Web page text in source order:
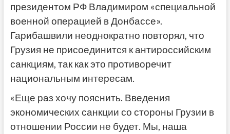
президентом РФ Владимиром «специальной
военной операцией в Донбассе».
Гарибашвили неоднократно повторял, что
Грузия не присоединится к антироссийским
санкциям, так как это противоречит
национальным интересам.
«Еще раз хочу пояснить. Введения
экономических санкции со стороны Грузии в
отношении России не будет. Мы, наша